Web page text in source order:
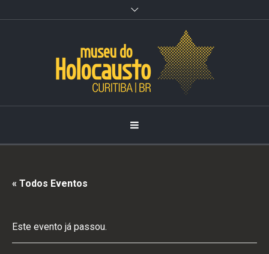
de
« Todos Eventos
Este evento já passou.